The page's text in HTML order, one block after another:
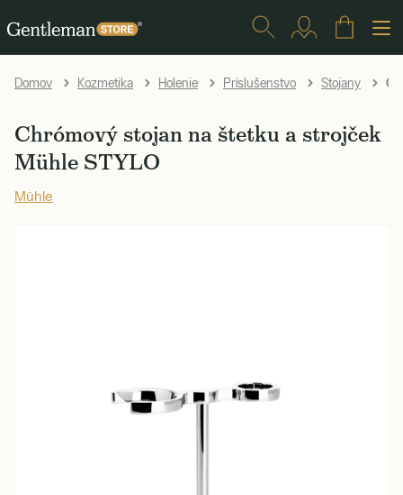
Domov Kozmetika Holenie Príslušenstvo Stojany
Chrómový stojan na štetku a strojček
Mühle STYLO
Mühle